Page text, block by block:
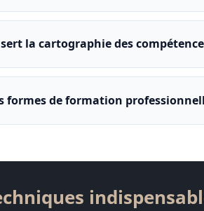
la cartographie des
formes de formation